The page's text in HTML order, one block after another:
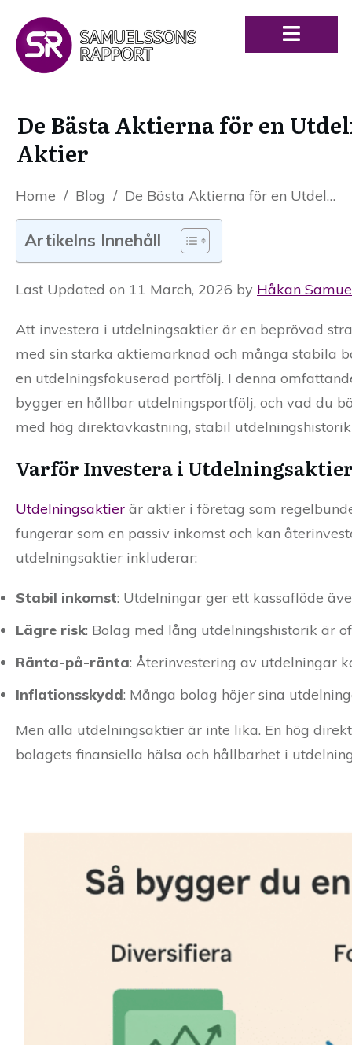
De Bästa Aktierna för en
Aktier
Home / Blog / De Bästa Aktierna för en Utdelningsfokuserad Portfölj 2026 – Svenska Aktier
Artikelns Innehåll
Last Updated on 11 March, 2026 by Håkan
Att investera i utdelningsaktier är en beprövad
med sin starka aktiemarknad och många stabila
en utdelningsfokuserad portfölj. I denna
bygger en hållbar utdelningsportfölj, och vad du
med hög direktavkastning, stabil
Varför Investera i
Utdelningsaktier är aktier i företag som
fungerar som en passiv inkomst och kan
utdelningsaktier inkluderar:
Stabil inkomst: Utdelningar ger ett kassaflöde
Lägre risk: Bolag med lång utdelningshistorik är
Ränta-på-ränta: Återinvestering av utdelningar
Inflationsskydd: Många bolag höjer sina
Men alla utdelningsaktier är inte lika. En hög
bolagets finansiella hälsa och hållbarhet i